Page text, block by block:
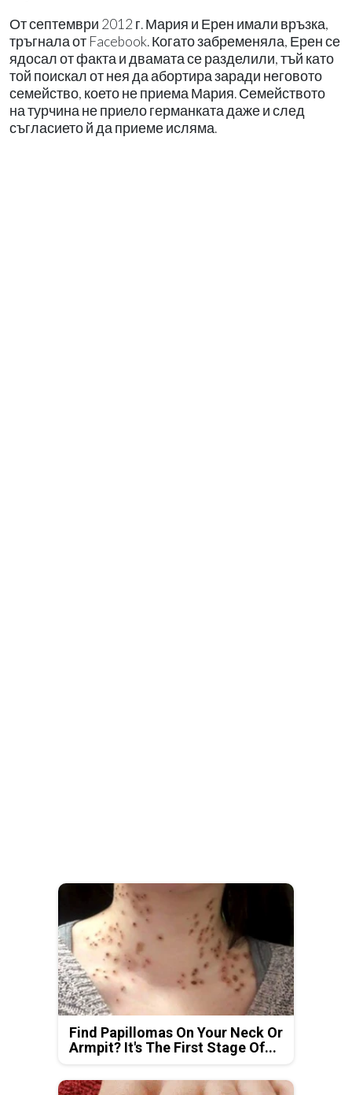
От септември 2012 г. Мария и Ерен имали връзка,
тръгнала от Facebook. Когато забременяла, Ерен се
ядосал от факта и двамата се разделили, тъй като
той поискал от нея да абортира заради неговото
семейство, което не приема Мария. Семейството
на турчина не приело германката даже и след
съгласието й да приеме исляма.
Find Papillomas On Your Neck Or
Armpit? It's The First Stage Of...